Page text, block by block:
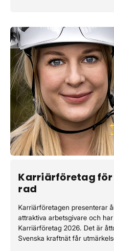
Karriärföretag
rad
Karriärföretagen presenterar
attraktiva arbetsgivare och
Karriärföretag 2026. Det är
Svenska kraftnät får